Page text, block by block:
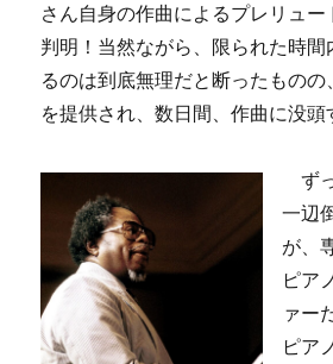
さん自身の作曲によるプレリュ
判明！当然ながら、限られた時
るのは到底無理だと断ったもの
を提供され、数日間、作曲に没頭
ず
一辺
が、
ピア
ァー
ピア